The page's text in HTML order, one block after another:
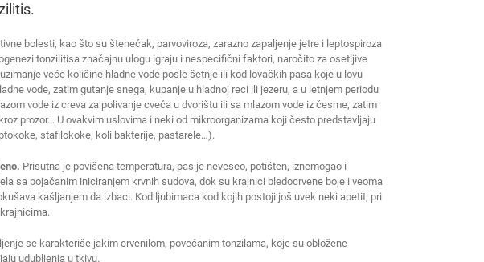
bolesti, kao što su štenećak, parvoviroza, zarazno zapaljenje jetre i leptospiroza
tonzilitisa značajnu ulogu igraju i nespecifični faktori, naročito za osetljive
veće količine hladne vode posle šetnje ili kod lovačkih pasa koje u lovu
vode, zatim gutanje snega, kupanje u hladnoj reci ili jezeru, a u letnjem periodu
vode iz creva za polivanje cveća u dvorištu ili sa mlazom vode iz česme, zatim
prozor… U ovakvim uslovima i neki od mikroorganizama koji često predstavljaju
stafilokoke, koli bakterije, pastarele…).
Prisutna je povišena temperatura, pas je neveseo, potišten, iznemogao i
sa pojačanim iniciranjem krvnih sudova, dok su krajnici bledocrvene boje i veoma
kašljanjem da izbaci. Kod ljubimaca kod kojih postoji još uvek neki apetit, pri
se karakteriše jakim crvenilom, povećanim tonzilama, koje su obložene
udubljenja u tkivu.